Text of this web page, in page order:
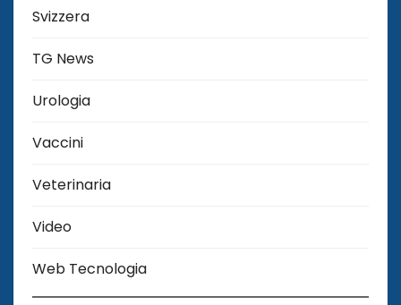
Svizzera
TG News
Urologia
Vaccini
Veterinaria
Video
Web Tecnologia